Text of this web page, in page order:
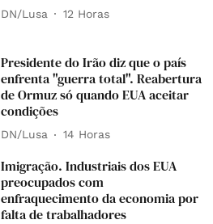
DN/Lusa 12 Horas
Presidente do Irão diz que o país
enfrenta "guerra total". Reabertura
de Ormuz só quando EUA aceitar
condições
DN/Lusa 14 Horas
Imigração. Industriais dos EUA
preocupados com
enfraquecimento da economia por
falta de trabalhadores